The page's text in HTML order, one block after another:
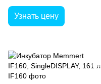
Узнать цену